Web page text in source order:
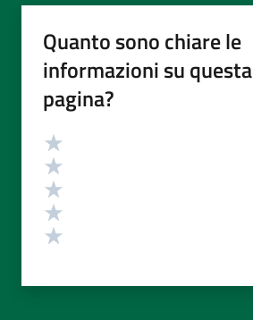
Quanto sono chiare le
informazioni su questa
pagina?
Valutazione